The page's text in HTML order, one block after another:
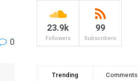
0
23.9k
Followers
99
Subscribers
Trending Comments